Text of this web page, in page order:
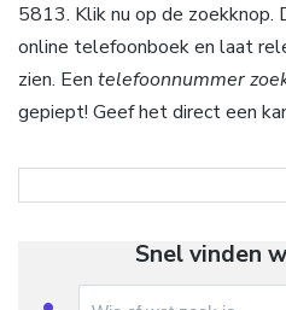
5813. Klik nu op de
online telefoonboek en laat
zien. Een telefoonnummer
gepiept! Geef het direct een
Snel vinden